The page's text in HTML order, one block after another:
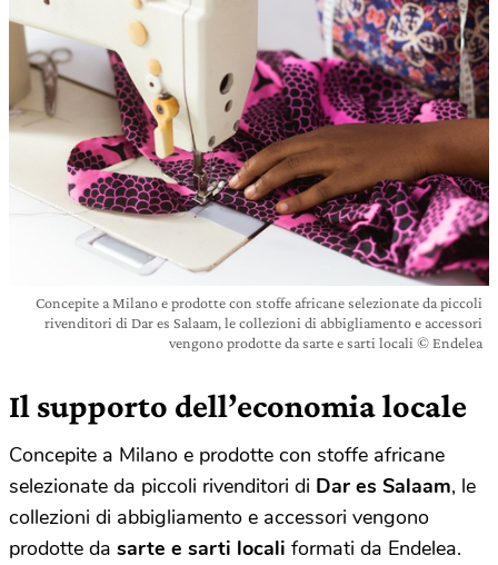
Concepite a Milano e prodotte con stoffe africane selezionate da piccoli
rivenditori di Dar es Salaam, le collezioni di abbigliamento e accessori
vengono prodotte da sarte e sarti locali © Endelea
Il supporto dell’economia locale
Concepite a Milano e prodotte con stoffe africane
selezionate da piccoli rivenditori di Dar es Salaam, le
collezioni di abbigliamento e accessori vengono
prodotte da sarte e sarti locali formati da Endelea.